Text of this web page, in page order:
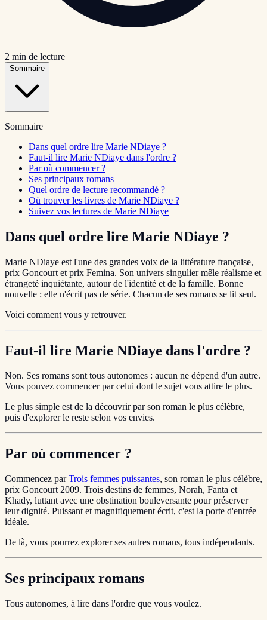
2 min de lecture
Sommaire
Sommaire
Dans quel ordre lire Marie NDiaye ?
Faut-il lire Marie NDiaye dans l'ordre ?
Par où commencer ?
Ses principaux romans
Quel ordre de lecture recommandé ?
Où trouver les livres de Marie NDiaye ?
Suivez vos lectures de Marie NDiaye
Dans quel ordre lire Marie NDiaye ?
Marie NDiaye est l'une des grandes voix de la littérature française,
prix Goncourt et prix Femina. Son univers singulier mêle réalisme et
étrangeté inquiétante, autour de l'identité et de la famille. Bonne
nouvelle : elle n'écrit pas de série. Chacun de ses romans se lit seul.
Voici comment vous y retrouver.
Faut-il lire Marie NDiaye dans l'ordre ?
Non. Ses romans sont tous autonomes : aucun ne dépend d'un autre.
Vous pouvez commencer par celui dont le sujet vous attire le plus.
Le plus simple est de la découvrir par son roman le plus célèbre,
puis d'explorer le reste selon vos envies.
Par où commencer ?
Commencez parTrois femmes puissantes, son roman le plus célèbre,
prix Goncourt 2009. Trois destins de femmes, Norah, Fanta et
Khady, luttant avec une obstination bouleversante pour préserver
leur dignité. Puissant et magnifiquement écrit, c'est la porte d'entrée
idéale.
De là, vous pourrez explorer ses autres romans, tous indépendants.
Ses principaux romans
Tous autonomes, à lire dans l'ordre que vous voulez.